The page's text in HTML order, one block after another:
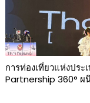
การท่องเที่ยวแห่งปร
Partnership 360°